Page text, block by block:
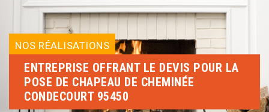
NOS RÉALISATIONS
ENTREPRISE OFFRANT LE DEVIS POUR LA
POSE DE CHAPEAU DE CHEMINÉE
CONDECOURT 95450